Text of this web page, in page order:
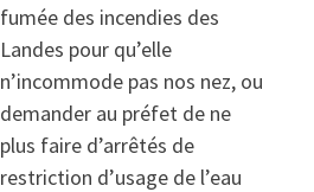
fumée des incendies des
Landes pour qu’elle
n’incommode pas nos nez, ou
demander au préfet de ne
plus faire d’arrêtés de
restriction d’usage de l’eau